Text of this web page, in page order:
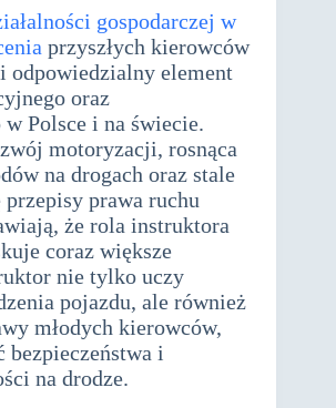
gospodarczej w
przyszłych kierowców
odpowiedzialny element
oraz
Polsce i na świecie.
motoryzacji, rosnąca
na drogach oraz stale
prawa ruchu
że rola instruktora
coraz większe
nie tylko uczy
pojazdu, ale również
młodych kierowców,
bezpieczeństwa i
na drodze.